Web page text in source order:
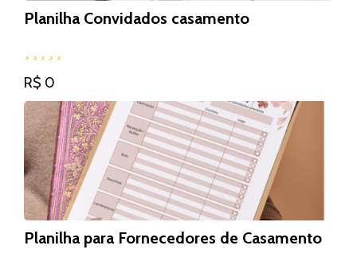
Planilha Convidados casamento
R$ 0
Planilha para Fornecedores de Casamento